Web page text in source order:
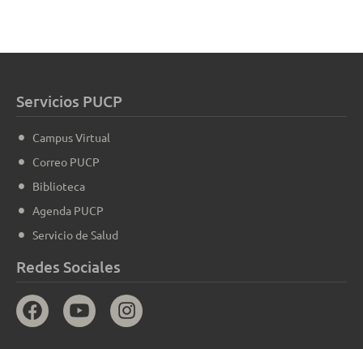
Servicios PUCP
Campus Virtual
Correo PUCP
Biblioteca
Agenda PUCP
Servicio de Salud
Redes Sociales